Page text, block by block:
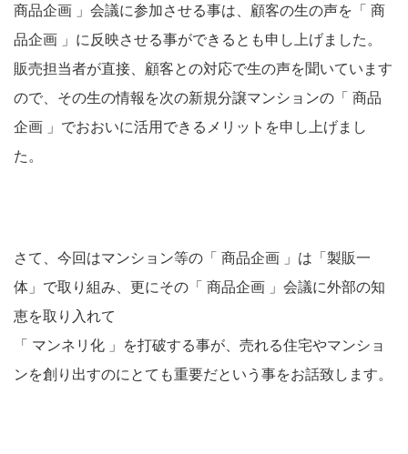
商品企画 」会議に参加させる事は、顧客の生の声を「 商
品企画 」に反映させる事ができるとも申し上げました。
販売担当者が直接、顧客との対応で生の声を聞いています
ので、その生の情報を次の新規分譲マンションの「 商品
企画 」でおおいに活用できるメリットを申し上げまし
た。
さて、今回はマンション等の「 商品企画 」は「製販一
体」で取り組み、更にその「 商品企画 」会議に外部の知
恵を取り入れて
「 マンネリ化 」を打破する事が、売れる住宅やマンショ
ンを創り出すのにとても重要だという事をお話致します。